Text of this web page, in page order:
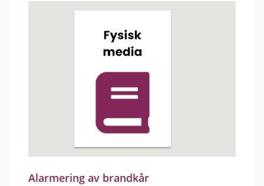
Alarmering av brandkår